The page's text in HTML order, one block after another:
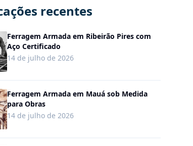
recentes
Ferragem Armada em Ribeirão Pires com
Aço Certificado
14 de julho de 2026
Ferragem Armada em Mauá sob Medida
para Obras
14 de julho de 2026